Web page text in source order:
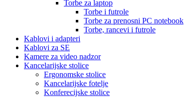
Torbe za laptop
Torbe i futrole
Torbe za prenosni PC notebook
Torbe, rancevi i futrole
Kablovi i adapteri
Kablovi za SE
Kamere za video nadzor
Kancelarijske stolice
Ergonomske stolice
Kancelarijske fotelje
Konferecijske stolice